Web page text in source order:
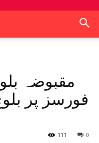
مقبوضہ
فورسز پر
0
111